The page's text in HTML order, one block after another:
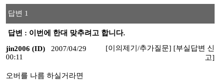
답변 1
답변 : 이번에 한대 맞추려고 합니다.
jin2006 (ID)
2007/04/29
00:11
[이의제기/추가질문] [부실답변 신
고]
오버를 나름 하실거라면